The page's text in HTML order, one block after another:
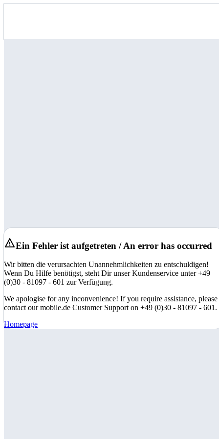
Ein Fehler ist aufgetreten / An error has occurred
Wir bitten die verursachten Unannehmlichkeiten zu entschuldigen!
Wenn Du Hilfe benötigst, steht Dir unser Kundenservice unter +49
(0)30 - 81097 - 601 zur Verfügung.
We apologise for any inconvenience! If you require assistance, please
contact our mobile.de Customer Support on +49 (0)30 - 81097 - 601.
Homepage